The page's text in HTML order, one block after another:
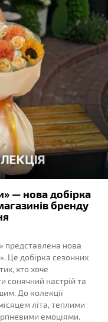
— нова добірка
бренду
представлена нова
Це добірка сезонних
хто хоче
сонячний настрій та
До колекції
літа, теплими
емоціями.